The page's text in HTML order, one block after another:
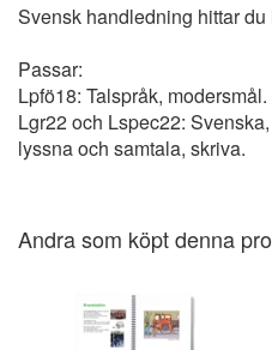
Svensk handledning hittar du
Passar:
Lpfö18: Talspråk, modersmål.
Lgr22 och Lspec22:
lyssna och samtala, skriva.
Andra som köpt denna